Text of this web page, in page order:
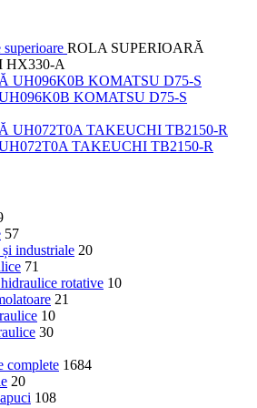
superioare ROLA SUPERIOARĂ
HX330-A
KOMATSU D75-S
TAKEUCHI TB2150-R
57
industriale 20
71
rotative 10
21
10
30
complete 1684
20
108